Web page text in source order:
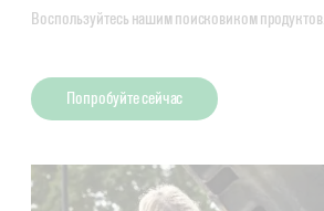
Воспользуйтесь нашим поисковиком продуктов.
Попробуйте сейчас